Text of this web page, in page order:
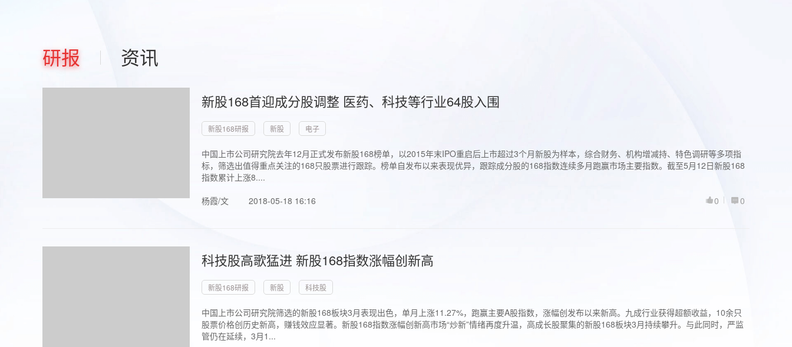
研报 资讯
新股168首迎成分股调整 医药、科技等行业64股入围
新股168研报 新股 电子
中国上市公司研究院去年12月正式发布新股168榜单，以2015年末IPO重启后上市超过3个月新股为样本，综合财务、机构增减持、特色调研等多项指
标，筛选出值得重点关注的168只股票进行跟踪。榜单自发布以来表现优异，跟踪成分股的168指数连续多月跑赢市场主要指数。截至5月12日新股168
指数累计上涨8....
杨霞/文
2018-05-18 16:16 0
0
科技股高歌猛进 新股168指数涨幅创新高
新股168研报 新股 科技股
中国上市公司研究院筛选的新股168板块3月表现出色，单月上涨11.27%，跑赢主要A股指数，涨幅创发布以来新高。九成行业获得超额收益，10余只
股票价格创历史新高，赚钱效应显著。新股168指数涨幅创新高市场“炒新”情绪再度升温，高成长股聚集的新股168板块3月持续攀升。与此同时，严监
管仍在延续，3月1...